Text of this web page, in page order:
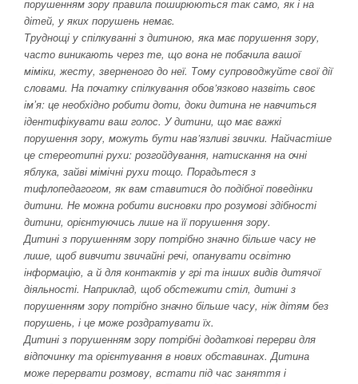
порушенням зору правила поширюються так само, як і на
дітей, у яких порушень немає.
Труднощі у спілкуванні з дитиною, яка має порушення зору,
часто виникають через те, що вона не побачила вашої
міміки, жесту, зверненого до неї. Тому супроводжуйте свої дії
словами. На початку спілкування обов’язково назвіть своє
імʼя: це необхідно робити доти, доки дитина не навчиться
ідентифікувати ваш голос. У дитини, що має важкі
порушення зору, можуть бути нав’язливі звички. Найчастіше
це стереотипні рухи: розгойдування, натискання на очні
яблука, зайві мімічні рухи тощо. Порадьтеся з
тифлопедагогом, як вам ставитися до подібної поведінки
дитини. Не можна робити висновки про розумові здібності
дитини, орієнтуючись лише на її порушення зору.
Дитині з порушенням зору потрібно значно більше часу не
лише, щоб вивчити звичайні речі, опанувати освітню
інформацію, а й для контактів у грі та інших видів дитячої
діяльності. Наприклад, щоб обстежити стіл, дитині з
порушенням зору потрібно значно більше часу, ніж дітям без
порушень, і це може роздратувати їх.
Дитині з порушенням зору потрібні додаткові перерви для
відпочинку та орієнтування в нових обставинах. Дитина
може перервати розмову, встати під час заняття і